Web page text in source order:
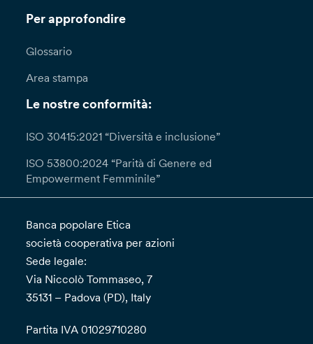
Per approfondire
Glossario
Area stampa
Le nostre conformità:
ISO 30415:2021 “Diversità e inclusione”
ISO 53800:2024 “Parità di Genere ed
Empowerment Femminile”
Banca popolare Etica
società cooperativa per azioni
Sede legale:
Via Niccolò Tommaseo, 7
35131 – Padova (PD), Italy
Partita IVA 01029710280